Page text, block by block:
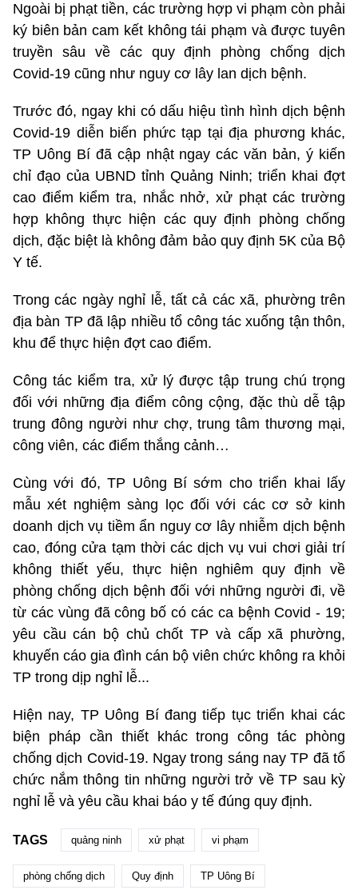
Ngoài bị phạt tiền, các trường hợp vi phạm còn phải
ký biên bản cam kết không tái phạm và được tuyên
truyền sâu về các quy định phòng chống dịch
Covid-19 cũng như nguy cơ lây lan dịch bệnh.
Trước đó, ngay khi có dấu hiệu tình hình dịch bệnh
Covid-19 diễn biến phức tạp tại địa phương khác,
TP Uông Bí đã cập nhật ngay các văn bản, ý kiến
chỉ đạo của UBND tỉnh Quảng Ninh; triển khai đợt
cao điểm kiểm tra, nhắc nhở, xử phạt các trường
hợp không thực hiện các quy định phòng chống
dịch, đặc biệt là không đảm bảo quy định 5K của Bộ
Y tế.
Trong các ngày nghỉ lễ, tất cả các xã, phường trên
địa bàn TP đã lập nhiều tổ công tác xuống tận thôn,
khu để thực hiện đợt cao điểm.
Công tác kiểm tra, xử lý được tập trung chú trọng
đối với những địa điểm công cộng, đặc thù dễ tập
trung đông người như chợ, trung tâm thương mại,
công viên, các điểm thắng cảnh…
Cùng với đó, TP Uông Bí sớm cho triển khai lấy
mẫu xét nghiệm sàng lọc đối với các cơ sở kinh
doanh dịch vụ tiềm ẩn nguy cơ lây nhiễm dịch bệnh
cao, đóng cửa tạm thời các dịch vụ vui chơi giải trí
không thiết yếu, thực hiện nghiêm quy định về
phòng chống dịch bệnh đối với những người đi, về
từ các vùng đã công bố có các ca bệnh Covid - 19;
yêu cầu cán bộ chủ chốt TP và cấp xã phường,
khuyến cáo gia đình cán bộ viên chức không ra khỏi
TP trong dịp nghỉ lễ...
Hiện nay, TP Uông Bí đang tiếp tục triển khai các
biện pháp cần thiết khác trong công tác phòng
chống dịch Covid-19. Ngay trong sáng nay TP đã tổ
chức nắm thông tin những người trở về TP sau kỳ
nghỉ lễ và yêu cầu khai báo y tế đúng quy định.
TAGS quảng ninh xử phạt vi phạm
phòng chống dịch Quy định TP Uông Bí